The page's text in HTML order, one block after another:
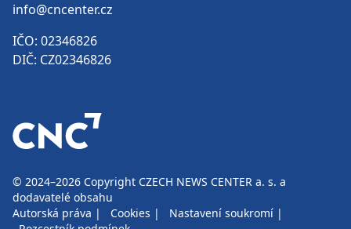
info@cncenter.cz
IČO: 02346826
DIČ: CZ02346826
© 2024–2026 Copyright CZECH NEWS CENTER a. s. a
dodavatelé obsahu
Autorská práva | Cookies | Nastavení soukromí |